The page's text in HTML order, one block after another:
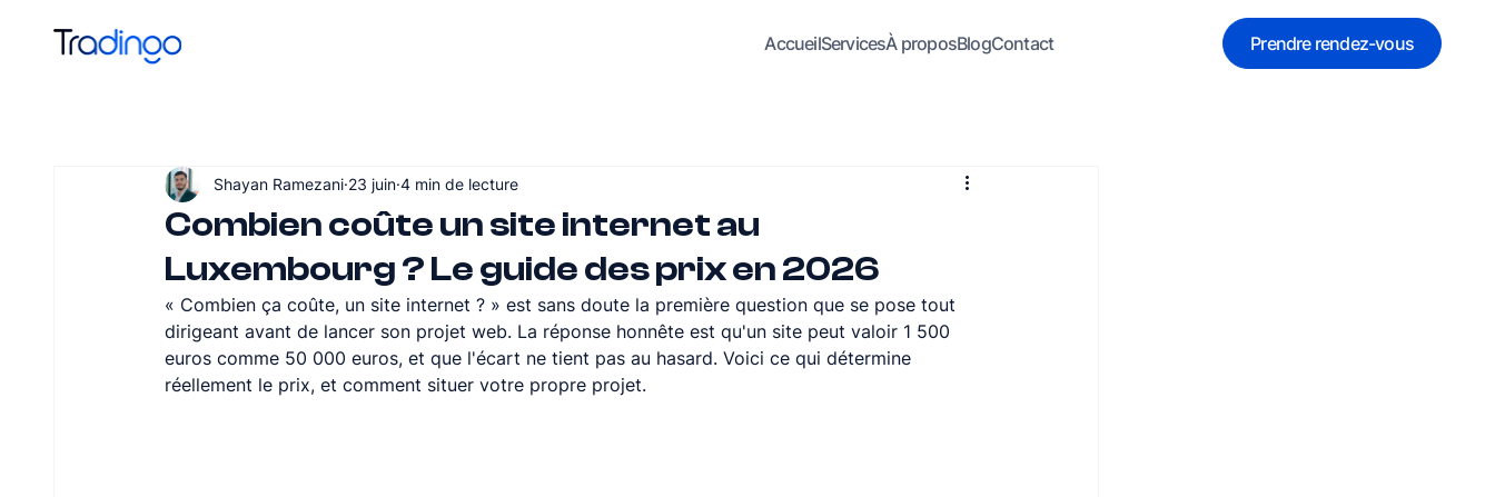
AccueilServicesÀ proposBlogContact Prendre rendez-vous
Combien coûte un site internet au
Luxembourg ? Le guide des prix en 2026
Shayan Ramezani 23 juin 4 min de lecture
« Combien ça coûte, un site internet ? » est sans doute la première question que se pose tout
dirigeant avant de lancer son projet web. La réponse honnête est qu'un site peut valoir 1 500
euros comme 50 000 euros, et que l'écart ne tient pas au hasard. Voici ce qui détermine
réellement le prix, et comment situer votre propre projet.